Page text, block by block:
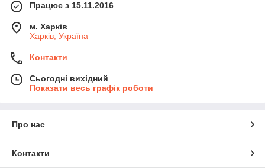
Працює з 15.11.2016
м. Харків
Харків, Україна
Контакти
Сьогодні вихідний
Показати весь графік роботи
Про нас
Контакти